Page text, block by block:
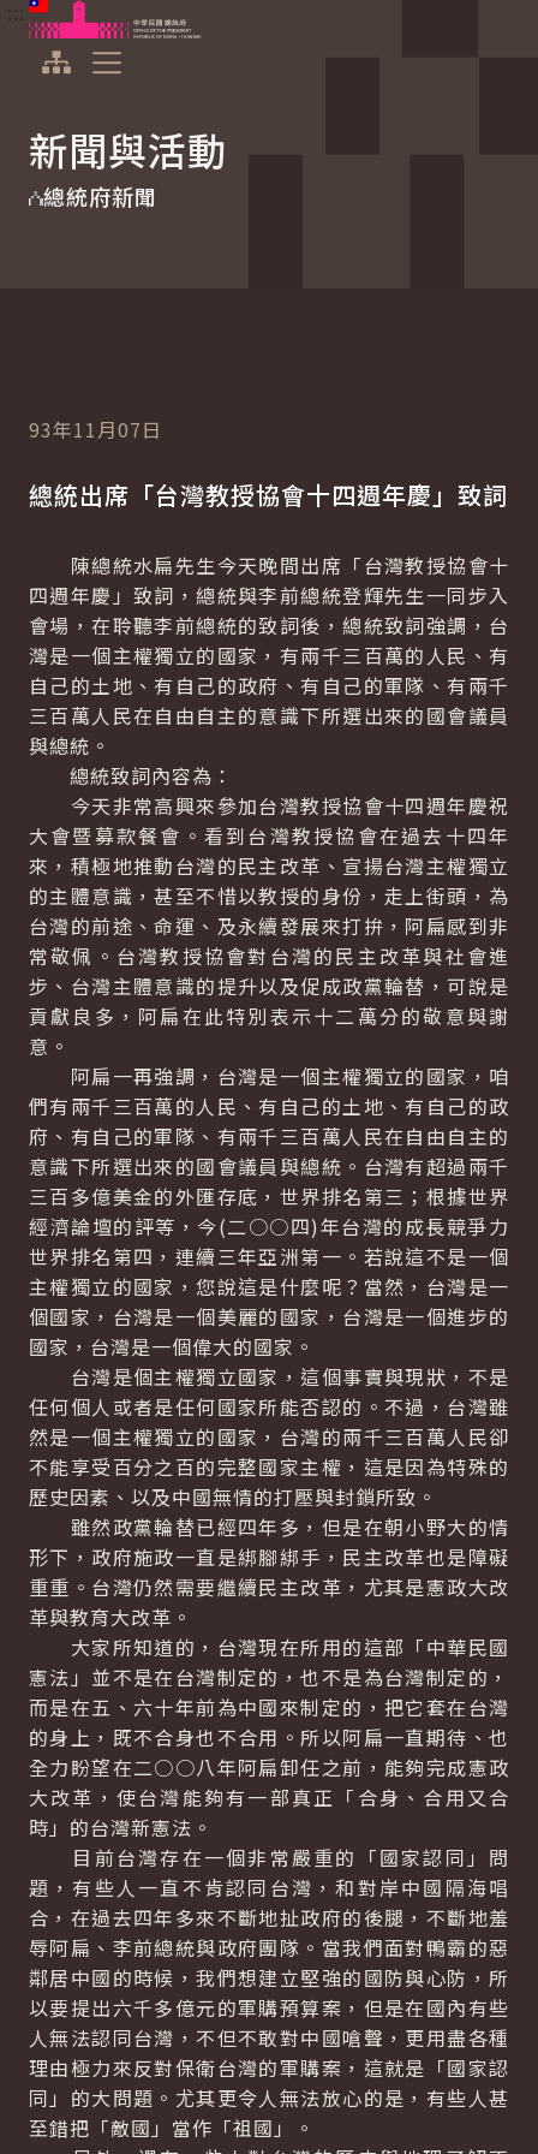
跳到主要內容
中華民國總統府
新聞與活動
總統府新聞
93年11月07日
總統出席「台灣教授協會十四週年慶」致詞
陳總統水扁先生今天晚間出席「台灣教授協會十
四週年慶」致詞，總統與李前總統登輝先生一同步入
會場，在聆聽李前總統的致詞後，總統致詞強調，台
灣是一個主權獨立的國家，有兩千三百萬的人民、有
自己的土地、有自己的政府、有自己的軍隊、有兩千
三百萬人民在自由自主的意識下所選出來的國會議員
與總統。
總統致詞內容為：
今天非常高興來參加台灣教授協會十四週年慶祝
大會暨募款餐會。看到台灣教授協會在過去十四年
來，積極地推動台灣的民主改革、宣揚台灣主權獨立
的主體意識，甚至不惜以教授的身份，走上街頭，為
台灣的前途、命運、及永續發展來打拚，阿扁感到非
常敬佩。台灣教授協會對台灣的民主改革與社會進
步、台灣主體意識的提升以及促成政黨輪替，可說是
貢獻良多，阿扁在此特別表示十二萬分的敬意與謝
意。
阿扁一再強調，台灣是一個主權獨立的國家，咱
們有兩千三百萬的人民、有自己的土地、有自己的政
府、有自己的軍隊、有兩千三百萬人民在自由自主的
意識下所選出來的國會議員與總統。台灣有超過兩千
三百多億美金的外匯存底，世界排名第三；根據世界
經濟論壇的評等，今(二○○四)年台灣的成長競爭力
世界排名第四，連續三年亞洲第一。若說這不是一個
主權獨立的國家，您說這是什麼呢？當然，台灣是一
個國家，台灣是一個美麗的國家，台灣是一個進步的
國家，台灣是一個偉大的國家。
台灣是個主權獨立國家，這個事實與現狀，不是
任何個人或者是任何國家所能否認的。不過，台灣雖
然是一個主權獨立的國家，台灣的兩千三百萬人民卻
不能享受百分之百的完整國家主權，這是因為特殊的
歷史因素、以及中國無情的打壓與封鎖所致。
雖然政黨輪替已經四年多，但是在朝小野大的情
形下，政府施政一直是綁腳綁手，民主改革也是障礙
重重。台灣仍然需要繼續民主改革，尤其是憲政大改
革與教育大改革。
大家所知道的，台灣現在所用的這部「中華民國
憲法」並不是在台灣制定的，也不是為台灣制定的，
而是在五、六十年前為中國來制定的，把它套在台灣
的身上，既不合身也不合用。所以阿扁一直期待、也
全力盼望在二○○八年阿扁卸任之前，能夠完成憲政
大改革，使台灣能夠有一部真正「合身、合用又合
時」的台灣新憲法。
目前台灣存在一個非常嚴重的「國家認同」問
題，有些人一直不肯認同台灣，和對岸中國隔海唱
合，在過去四年多來不斷地扯政府的後腿，不斷地羞
辱阿扁、李前總統與政府團隊。當我們面對鴨霸的惡
鄰居中國的時候，我們想建立堅強的國防與心防，所
以要提出六千多億元的軍購預算案，但是在國內有些
人無法認同台灣，不但不敢對中國嗆聲，更用盡各種
理由極力來反對保衛台灣的軍購案，這就是「國家認
同」的大問題。尤其更令人無法放心的是，有些人甚
至錯把「敵國」當作「祖國」。